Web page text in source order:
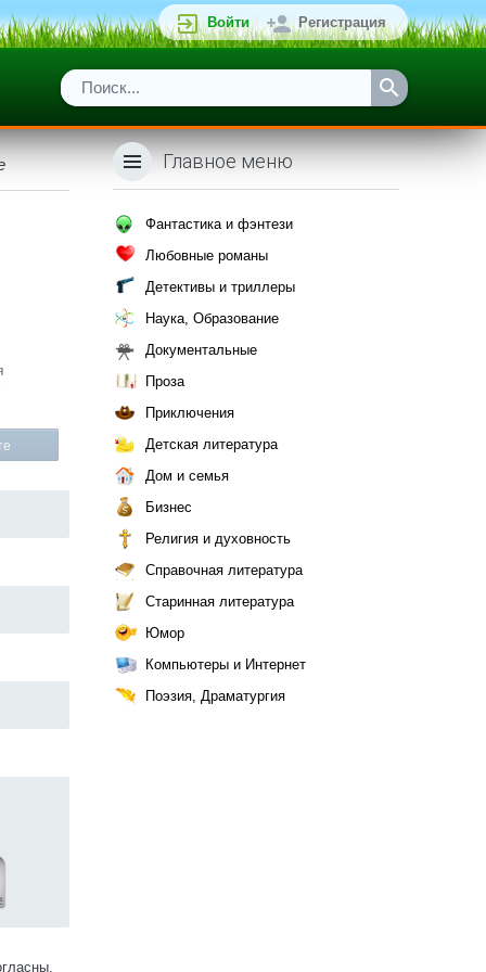
Войти Регистрация
Главное меню
Фантастика и фэнтези
Любовные романы
Детективы и триллеры
Наука, Образование
Документальные
Проза
Приключения
Детская литература
Дом и семья
Бизнес
Религия и духовность
Справочная литература
Старинная литература
Юмор
Компьютеры и Интернет
Поэзия, Драматургия